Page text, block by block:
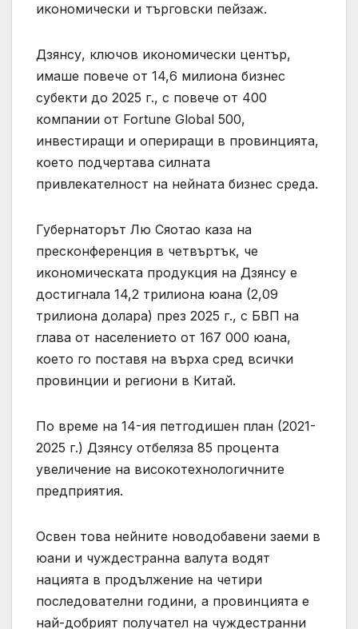
икономически и търговски пейзаж.
Дзянсу, ключов икономически център,
имаше повече от 14,6 милиона бизнес
субекти до 2025 г., с повече от 400
компании от Fortune Global 500,
инвестиращи и опериращи в провинцията,
което подчертава силната
привлекателност на нейната бизнес среда.
Губернаторът Лю Сяотао каза на
пресконференция в четвъртък, че
икономическата продукция на Дзянсу е
достигнала 14,2 трилиона юана (2,09
трилиона долара) през 2025 г., с БВП на
глава от населението от 167 000 юана,
което го поставя на върха сред всички
провинции и региони в Китай.
По време на 14-ия петгодишен план (2021-
2025 г.) Дзянсу отбеляза 85 процента
увеличение на високотехнологичните
предприятия.
Освен това нейните новодобавени заеми в
юани и чуждестранна валута водят
нацията в продължение на четири
последователни години, а провинцията е
най-добрият получател на чуждестранни